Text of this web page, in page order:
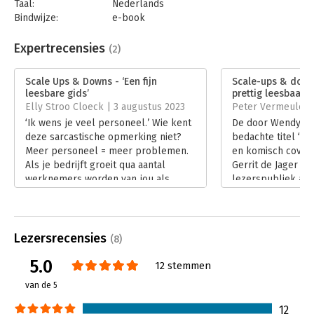
Taal:
Nederlands
Bindwijze:
e-book
Bestandsformaat:
epub
Uitgever:
Business Contact
Druk:
Verschijningsdatum:
17-2-2023
Hoofdrubriek: Ondernemen
Expertrecensies (2)
Scale Ups & Downs - ‘Een fijn
leesbare gids’
Elly Stroo Cloeck | 3 augustus 2023
‘Ik wens je veel personeel.’ Wie kent
deze sarcastische opmerking niet?
Meer personeel = meer problemen.
Als je bedrijft groeit qua aantal
werknemers worden van jou als
2023 zet ze bijzonder gestructureerd
Lees verder
Scale-ups &
prettig leesbaar’
Peter Vermeulen
De door Wendy
bedachte titel
en komisch
Gerrit de Jager
lezerspubliek
Lezersrecensies (8)
5.0
van de 5
12 stemmen
12